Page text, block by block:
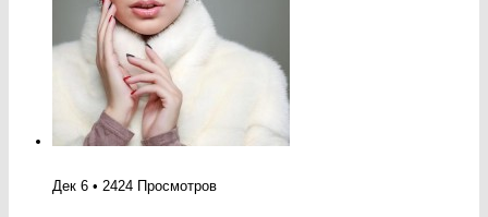
Дек 6 • 2424 Просмотров